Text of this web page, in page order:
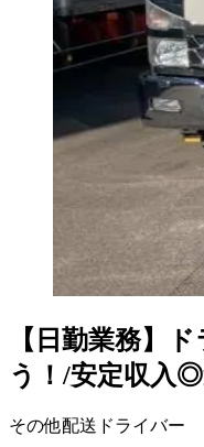
【日勤業務】
う！/安定収入◎
その他配送ドライバー